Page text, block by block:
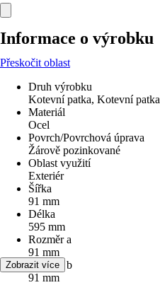
Informace o výrobku
Přeskočit oblast
Druh výrobku
Kotevní patka, Kotevní patka
Materiál
Ocel
Povrch/Povrchová úprava
Žárově pozinkované
Oblast využití
Exteriér
Šířka
91 mm
Délka
595 mm
Rozměr a
91 mm
Rozměr b
91 mm
Zobrazit více